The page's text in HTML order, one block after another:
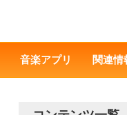
音楽アプリ 関連情